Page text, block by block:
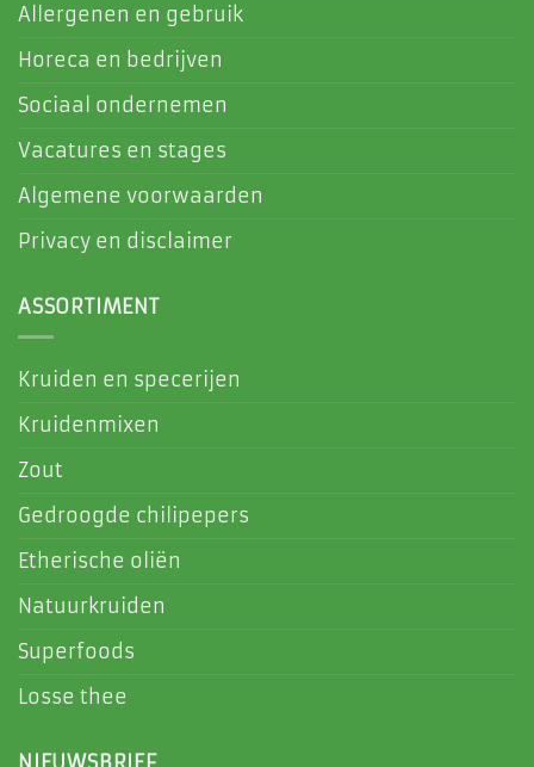
Allergenen en gebruik
Horeca en bedrijven
Sociaal ondernemen
Vacatures en stages
Algemene voorwaarden
Privacy en disclaimer
ASSORTIMENT
Kruiden en specerijen
Kruidenmixen
Zout
Gedroogde chilipepers
Etherische oliën
Natuurkruiden
Superfoods
Losse thee
NIEUWSBRIEF